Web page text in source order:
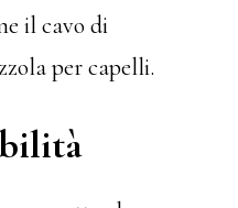
il cavo di
per capelli.